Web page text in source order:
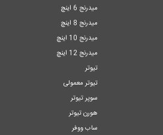
میدرنج 6 اینچ
میدرنج 8 اینچ
میدرنج 10 اینچ
میدرنج 12 اینچ
تیوتر
تیوتر معمولی
سوپر تیوتر
هورن تیوتر
ساب ووفر